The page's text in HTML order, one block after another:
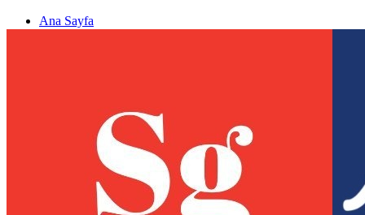
Ana Sayfa